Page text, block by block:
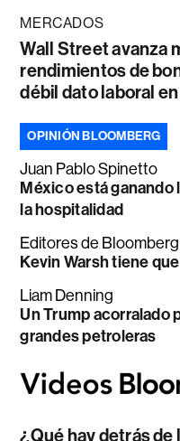
MERCADOS
Wall Street avanza
rendimientos de
débil dato laboral en
OPINIÓN BLOOMBERG
Juan Pablo Spinetto
México está ganando
la hospitalidad
Editores de
Kevin Warsh tiene
Liam Denning
Un Trump acorralado
grandes petroleras
¿Qué hay detrás de